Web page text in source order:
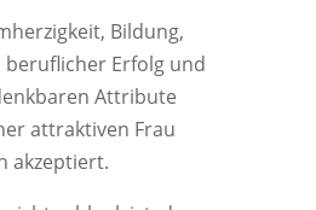
Bildung,
Erfolg und
Attribute
attraktiven Frau
akzeptiert.